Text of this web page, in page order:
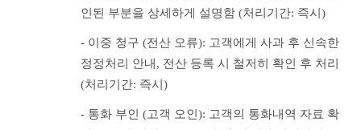
인된 부분을 상세하게 설명함 (처리기간: 즉시)
- 이중 청구 (전산 오류): 고객에게 사과 후 신속한
정정처리 안내, 전산 등록 시 철저히 확인 후 처리
(처리기간: 즉시)
- 통화 부인 (고객 오인): 고객의 통화내역 자료 확